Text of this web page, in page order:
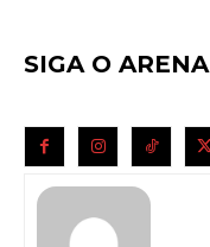
SIGA O ARENA